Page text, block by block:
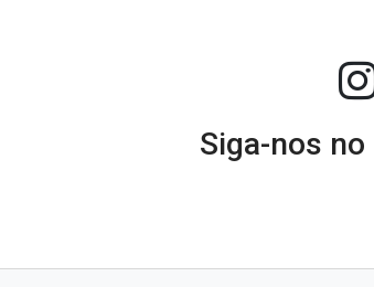
Siga-nos no